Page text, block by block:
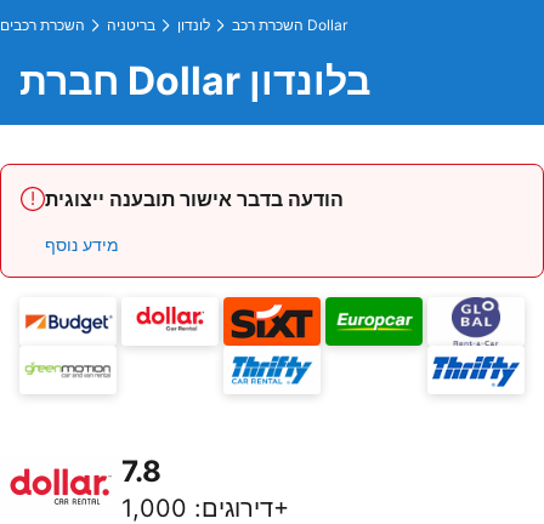
השכרת רכבים בריטניה לונדון השכרת רכב Dollar
חברת Dollar בלונדון
הודעה בדבר אישור תובענה ייצוגית
מידע נוסף
7.8
דירוגים: 1,000+